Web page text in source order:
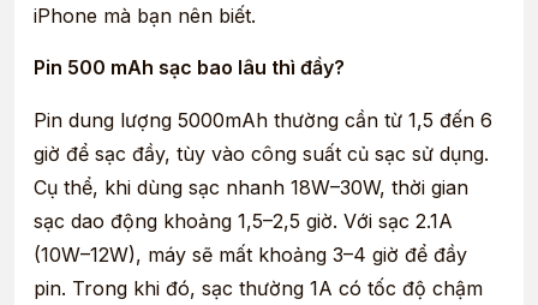
iPhone mà bạn nên biết.
Pin 500 mAh sạc bao lâu thì đầy?
Pin dung lượng 5000mAh thường cần từ 1,5 đến 6
giờ để sạc đầy, tùy vào công suất củ sạc sử dụng.
Cụ thể, khi dùng sạc nhanh 18W–30W, thời gian
sạc dao động khoảng 1,5–2,5 giờ. Với sạc 2.1A
(10W–12W), máy sẽ mất khoảng 3–4 giờ để đầy
pin. Trong khi đó, sạc thường 1A có tốc độ chậm